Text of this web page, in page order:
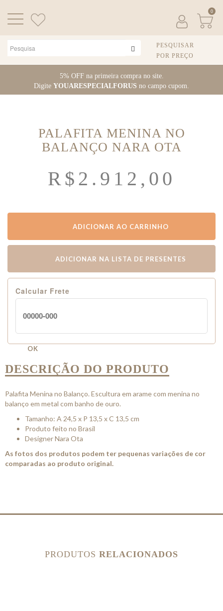
o
5% OFF na primeira compra no site.
Digite YOUARESPECIALFORUS no campo cupom.
0
PESQUISAR
POR PREÇO
PALAFITA MENINA NO
BALANÇO NARA OTA
R$ 2.912,00
ADICIONAR AO CARRINHO
ADICIONAR NA LISTA DE PRESENTES
Calcular Frete
OK
DESCRIÇÃO DO PRODUTO
Palafita Menina no Balanço. Escultura em arame com menina no
balanço em metal com banho de ouro.
Tamanho: A 24,5 x P 13,5 x C 13,5 cm
Produto feito no Brasil
Designer Nara Ota
As fotos dos produtos podem ter pequenas variações de cor
comparadas ao produto original.
PRODUTOS RELACIONADOS